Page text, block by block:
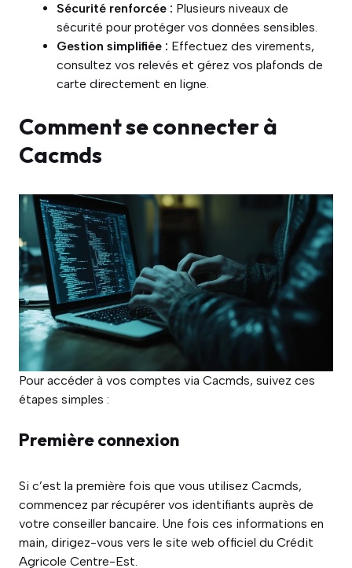
Sécurité renforcée : Plusieurs niveaux de
sécurité pour protéger vos données sensibles.
Gestion simplifiée : Effectuez des virements,
consultez vos relevés et gérez vos plafonds de
carte directement en ligne.
Comment se connecter à
Cacmds
Pour accéder à vos comptes via Cacmds, suivez ces
étapes simples :
Première connexion
Si c’est la première fois que vous utilisez Cacmds,
commencez par récupérer vos identifiants auprès de
votre conseiller bancaire. Une fois ces informations en
main, dirigez-vous vers le site web officiel du Crédit
Agricole Centre-Est.